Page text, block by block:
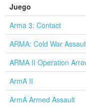
Juego
Arma 3: Contact
ARMA: Cold War
ARMA II Operation
ArmA II
ArmA Armed Assault